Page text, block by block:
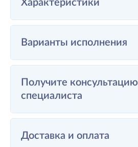
Характеристики
Варианты исполнения
Получите консультацию
специалиста
Доставка и оплата